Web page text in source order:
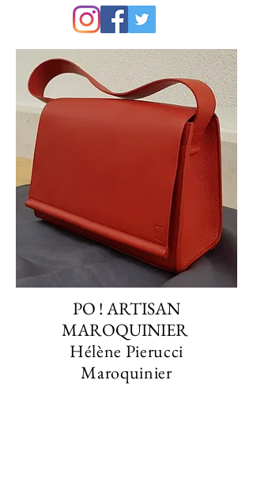
PO ! ARTISAN
MAROQUINIER
Hélène Pierucci
Maroquinier